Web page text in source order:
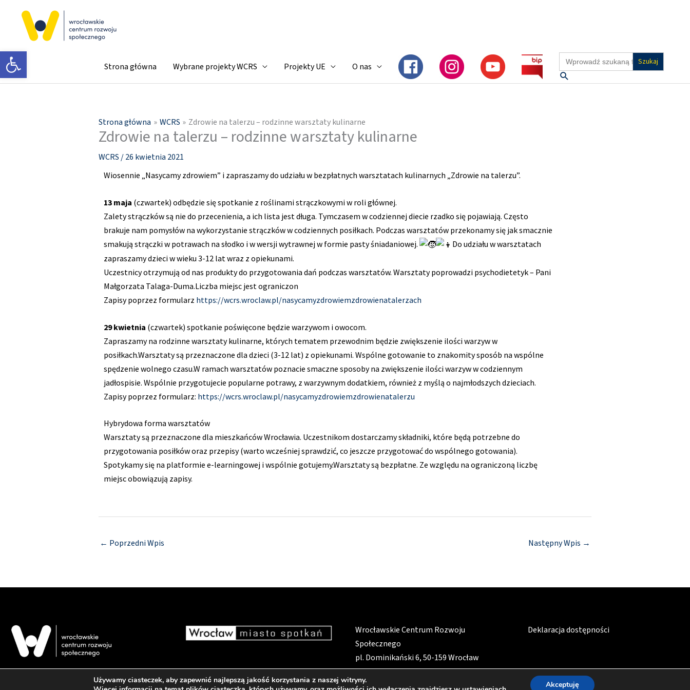
Otwórz pasek narzędzi Strona główna Wybrane projekty WCRS Projekty UE O nas
Search
for:
Szukaj
Strona główna WCRS Zdrowie na talerzu – rodzinne warsztaty kulinarne
Zdrowie na talerzu – rodzinne warsztaty kulinarne
WCRS /26 kwietnia 2021
Wiosennie „Nasycamy zdrowiem” i zapraszamy do udziału w bezpłatnych warsztatach kulinarnych „Zdrowie na talerzu”.
13 maja (czwartek) odbędzie się spotkanie z roślinami strączkowymi w roli głównej.
Zalety strączków są nie do przecenienia, a ich lista jest długa. Tymczasem w codziennej diecie rzadko się pojawiają. Często
brakuje nam pomysłów na wykorzystanie strączków w codziennych posiłkach. Podczas warsztatów przekonamy się jak smacznie
smakują strączki w potrawach na słodko i w wersji wytrawnej w formie pasty śniadaniowej.
Do udziału w warsztatach
zapraszamy dzieci w wieku 3-12 lat wraz z opiekunami.
Uczestnicy otrzymują od nas produkty do przygotowania dań podczas warsztatów. Warsztaty poprowadzi psychodietetyk – Pani
Małgorzata Talaga-Duma.Liczba miejsc jest ograniczon
Zapisy poprzez formularz https://wcrs.wroclaw.pl/nasycamyzdrowiemzdrowienatalerzach
29 kwietnia (czwartek) spotkanie poświęcone będzie warzywom i owocom.
Zapraszamy na rodzinne warsztaty kulinarne, których tematem przewodnim będzie zwiększenie ilości warzyw w
posiłkach.Warsztaty są przeznaczone dla dzieci (3-12 lat) z opiekunami. Wspólne gotowanie to znakomity sposób na wspólne
spędzenie wolnego czasu.W ramach warsztatów poznacie smaczne sposoby na zwiększenie ilości warzyw w codziennym
jadłospisie. Wspólnie przygotujecie popularne potrawy, z warzywnym dodatkiem, również z myślą o najmłodszych dzieciach.
Zapisy poprzez formularz: https://wcrs.wroclaw.pl/nasycamyzdrowiemzdrowienatalerzu
Hybrydowa forma warsztatów
Warsztaty są przeznaczone dla mieszkańców Wrocławia. Uczestnikom dostarczamy składniki, które będą potrzebne do
przygotowania posiłków oraz przepisy (warto wcześniej sprawdzić, co jeszcze przygotować do wspólnego gotowania).
Spotykamy się na platformie e-learningowej i wspólnie gotujemy.Warsztaty są bezpłatne. Ze względu na ograniczoną liczbę
miejsc obowiązują zapisy.
← Poprzedni Wpis Następny Wpis →
Wrocławskie Centrum Rozwoju
Społecznego
pl. Dominikański 6, 50-159 Wrocław
Deklaracja dostępności
Używamy ciasteczek, aby zapewnić najlepszą jakość korzystania z naszej witryny.
Akceptuję